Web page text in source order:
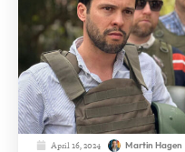
April 16, 2024 Martin Hagen